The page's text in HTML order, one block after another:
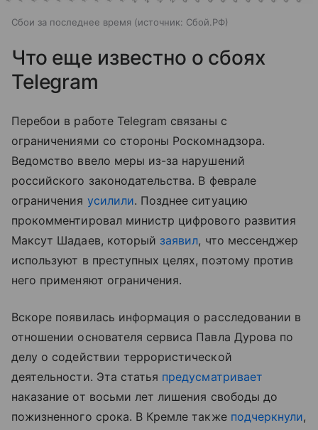
Сбои за последнее время источник: Сбой.РФ
Что еще известно о сбоях
Telegram
Перебои в работе Telegram связаны с
ограничениями со стороны Роскомнадзора.
Ведомство ввело меры из-за нарушений
российского законодательства. В феврале
ограничения усилили. Позднее ситуацию
прокомментировал министр цифрового развития
Максут Шадаев, который заявил, что мессенджер
используют в преступных целях, поэтому против
него применяют ограничения.
Вскоре появилась информация о расследовании в
отношении основателя сервиса Павла Дурова по
делу о содействии террористической
деятельности. Эта статья предусматривает
наказание от восьми лет лишения свободы до
пожизненного срока. В Кремле также подчеркнули,